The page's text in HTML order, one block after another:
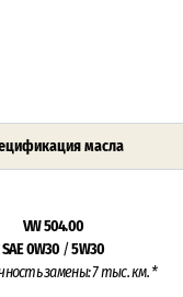
масла
VW 504.00
SAE 0W30 /5W30
замены: 7 тыс. км. *